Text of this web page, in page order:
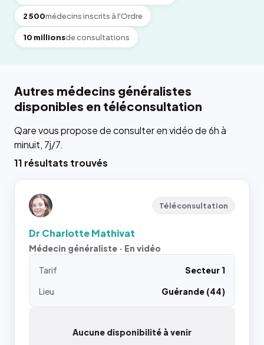
2 500médecins inscrits à l'Ordre
10 millionsde consultations
Autres médecins généralistes
disponibles en téléconsultation
Qare vous propose de consulter en vidéo de 6h à
minuit, 7j/7.
11 résultats trouvés
Téléconsultation
Dr Charlotte Mathivat
Médecin généraliste · En vidéo
Tarif
Secteur 1
Lieu
Guérande (44)
Aucune disponibilité à venir